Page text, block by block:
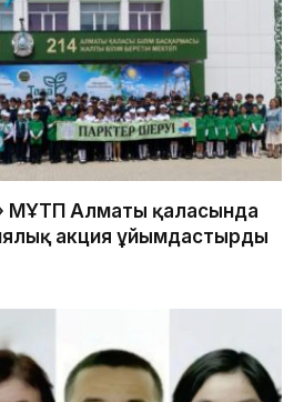
МҰТП Алматы қаласында
акция ұйымдастырды